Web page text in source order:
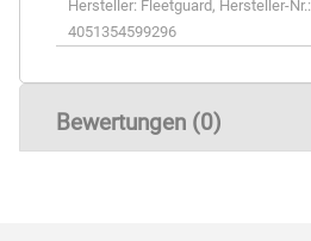
Hersteller: Fleetguard , Hersteller-Nr.:
4051354599296
Bewertungen (0)